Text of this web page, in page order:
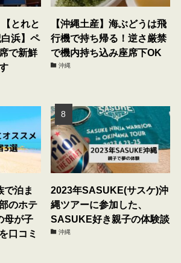
とれと
浜】ペ
で新鮮
【沖縄土産】海ぶどうは飛
行機で持ち帰る！逆さ厳禁
で機内持ち込み座席下OK
沖縄
で泊ま
のホテ
母が子
口コミ
2023年SASUKE(サスケ)沖
縄ツアーに参加した、
SASUKE好き親子の体験談
沖縄